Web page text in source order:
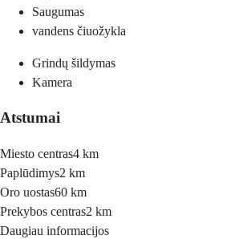
Saugumas
vandens čiuožykla
Grindų šildymas
Kamera
Atstumai
Miesto centras4 km
Paplūdimys2 km
Oro uostas60 km
Prekybos centras2 km
Daugiau informacijos